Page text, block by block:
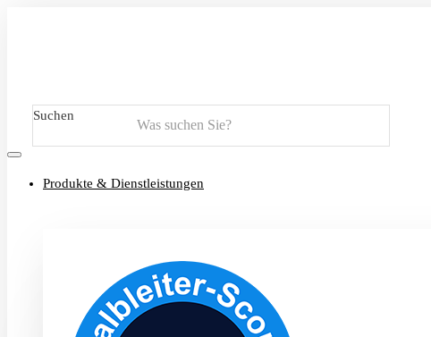
Suchen
Produkte & Dienstleistungen